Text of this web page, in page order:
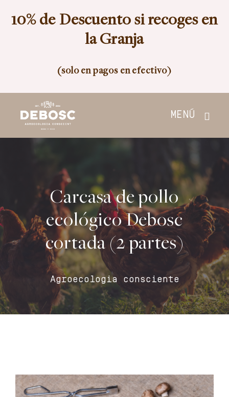
10% de Descuento si recoges en
la Granja
(solo en pagos en efectivo)
MENÚ
Nosotros
Contacto
Carcasa de pollo
ecológico Debosc
cortada (2 partes)
Agroecologia consciente